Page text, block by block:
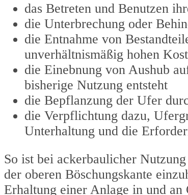
das Betreten und Benutzen
die Unterbrechung oder
die Entnahme von
unverhältnismäßig hohen
die Einebnung von Aushub
bisherige Nutzung entsteht
die Bepflanzung der Ufer
die Verpflichtung dazu,
Unterhaltung und die
So ist bei ackerbaulicher
der oberen Böschungskante
Erhaltung einer Anlage in und an